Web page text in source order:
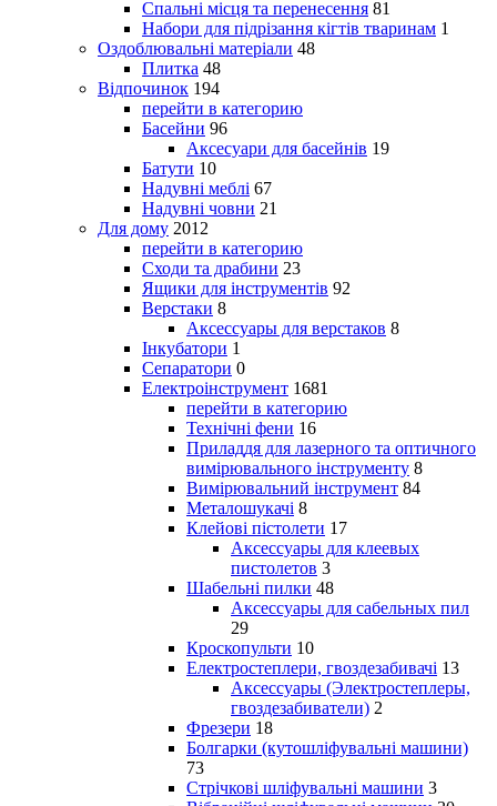
Спальні місця та перенесення 81
Набори для підрізання кігтів тваринам 1
Оздоблювальні матеріали 48
Плитка 48
Відпочинок 194
перейти в категорию
Басейни 96
Аксесуари для басейнів 19
Батути 10
Надувні меблі 67
Надувні човни 21
Для дому 2012
перейти в категорию
Сходи та драбини 23
Ящики для інструментів 92
Верстаки 8
Аксессуары для верстаков 8
Інкубатори 1
Сепаратори 0
Електроінструмент 1681
перейти в категорию
Технічні фени 16
Приладдя для лазерного та оптичного
вимірювального інструменту 8
Вимірювальний інструмент 84
Металошукачі 8
Клейові пістолети 17
Аксессуары для клеевых
пистолетов 3
Шабельні пилки 48
Аксессуары для сабельных пил
29
Кроскопульти 10
Електростеплери, гвоздезабивачі 13
Аксессуары (Электростеплеры,
гвоздезабиватели) 2
Фрезери 18
Болгарки (кутошліфувальні машини)
73
Стрічкові шліфувальні машини 3